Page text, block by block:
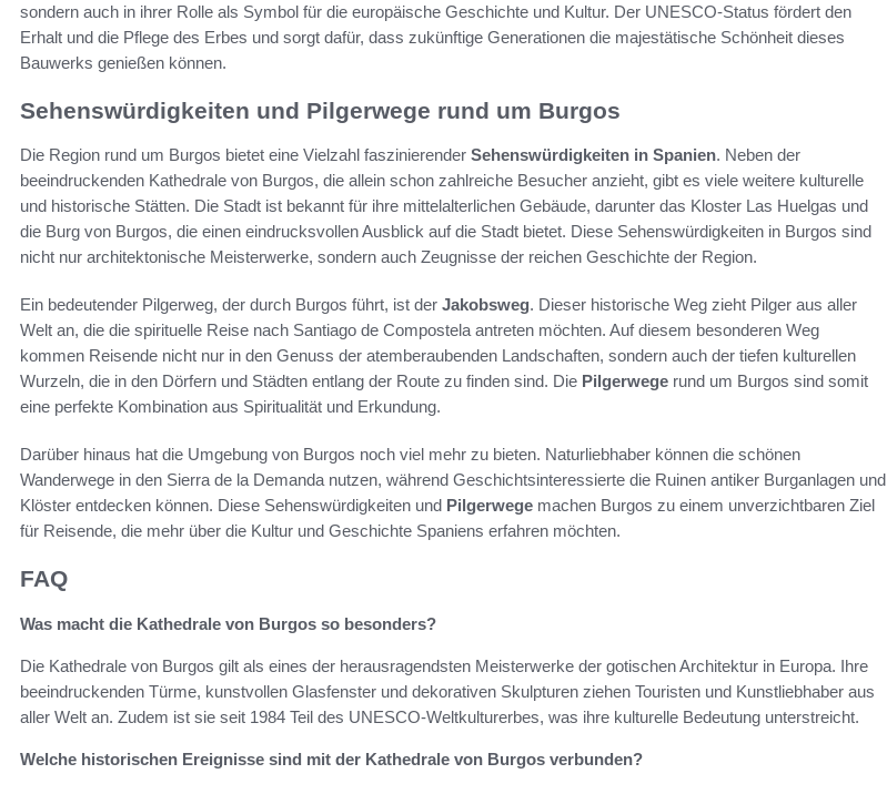
sondern auch in ihrer Rolle als Symbol für die europäische Geschichte und Kultur. Der UNESCO-Status fördert den
Erhalt und die Pflege des Erbes und sorgt dafür, dass zukünftige Generationen die majestätische Schönheit dieses
Bauwerks genießen können.
Sehenswürdigkeiten und Pilgerwege rund um Burgos
Die Region rund um Burgos bietet eine Vielzahl faszinierender Sehenswürdigkeiten in Spanien. Neben der
beeindruckenden Kathedrale von Burgos, die allein schon zahlreiche Besucher anzieht, gibt es viele weitere kulturelle
und historische Stätten. Die Stadt ist bekannt für ihre mittelalterlichen Gebäude, darunter das Kloster Las Huelgas und
die Burg von Burgos, die einen eindrucksvollen Ausblick auf die Stadt bietet. Diese Sehenswürdigkeiten in Burgos sind
nicht nur architektonische Meisterwerke, sondern auch Zeugnisse der reichen Geschichte der Region.
Ein bedeutender Pilgerweg, der durch Burgos führt, ist der Jakobsweg. Dieser historische Weg zieht Pilger aus aller
Welt an, die die spirituelle Reise nach Santiago de Compostela antreten möchten. Auf diesem besonderen Weg
kommen Reisende nicht nur in den Genuss der atemberaubenden Landschaften, sondern auch der tiefen kulturellen
Wurzeln, die in den Dörfern und Städten entlang der Route zu finden sind. Die Pilgerwege rund um Burgos sind somit
eine perfekte Kombination aus Spiritualität und Erkundung.
Darüber hinaus hat die Umgebung von Burgos noch viel mehr zu bieten. Naturliebhaber können die schönen
Wanderwege in den Sierra de la Demanda nutzen, während Geschichtsinteressierte die Ruinen antiker Burganlagen und
Klöster entdecken können. Diese Sehenswürdigkeiten und Pilgerwege machen Burgos zu einem unverzichtbaren Ziel
für Reisende, die mehr über die Kultur und Geschichte Spaniens erfahren möchten.
FAQ
Was macht die Kathedrale von Burgos so besonders?
Die Kathedrale von Burgos gilt als eines der herausragendsten Meisterwerke der gotischen Architektur in Europa. Ihre
beeindruckenden Türme, kunstvollen Glasfenster und dekorativen Skulpturen ziehen Touristen und Kunstliebhaber aus
aller Welt an. Zudem ist sie seit 1984 Teil des UNESCO-Weltkulturerbes, was ihre kulturelle Bedeutung unterstreicht.
Welche historischen Ereignisse sind mit der Kathedrale von Burgos verbunden?